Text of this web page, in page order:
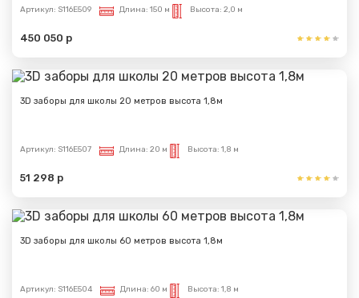
Артикул: S116E509 Длина: 150 м Высота: 2,0 м
450 050 р
3D заборы для школы 20 метров высота 1,8м
Артикул: S116E507 Длина: 20 м Высота: 1,8 м
51 298 р
3D заборы для школы 60 метров высота 1,8м
Артикул: S116E504 Длина: 60 м Высота: 1,8 м